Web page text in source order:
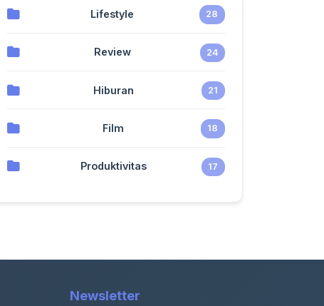
Lifestyle 28
Review 24
Hiburan 21
Film 18
Produktivitas 17
Newsletter